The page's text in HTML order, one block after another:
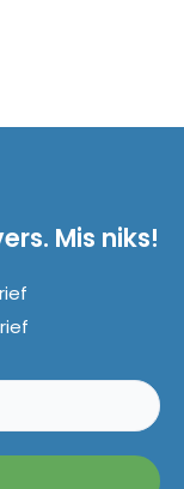
Mis niks!